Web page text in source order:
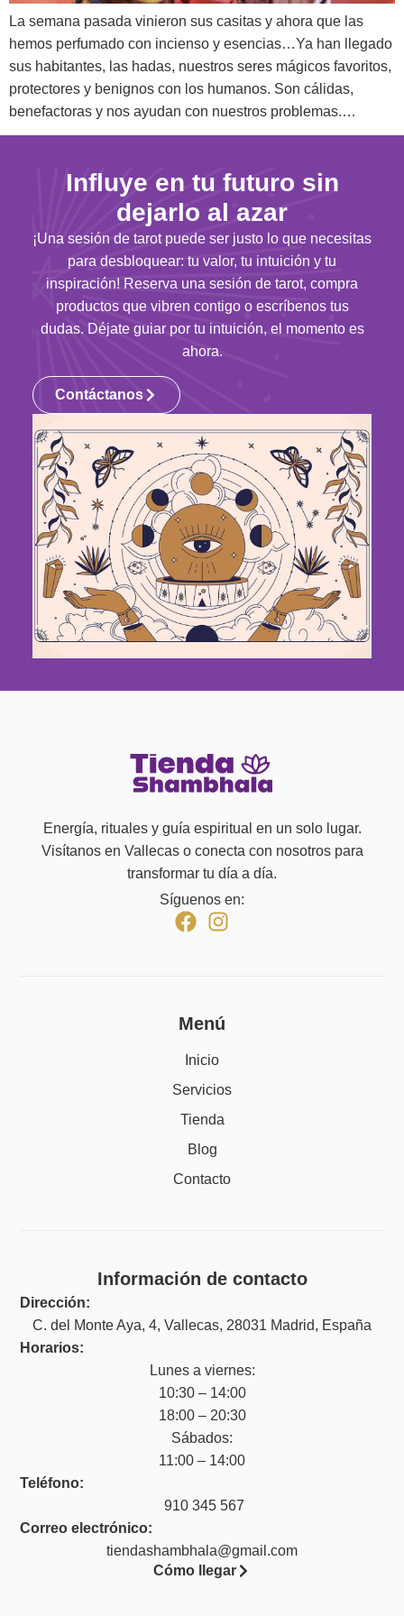
La semana pasada vinieron sus casitas y ahora que las
hemos perfumado con incienso y esencias…Ya han llegado
sus habitantes, las hadas, nuestros seres mágicos favoritos,
protectores y benignos con los humanos. Son cálidas,
benefactoras y nos ayudan con nuestros problemas.…
Influye en tu futuro sin
dejarlo al azar
¡Una sesión de tarot puede ser justo lo que necesitas
para desbloquear: tu valor, tu intuición y tu
inspiración! Reserva una sesión de tarot, compra
productos que vibren contigo o escríbenos tus
dudas. Déjate guiar por tu intuición, el momento es
ahora.
Contáctanos
Energía, rituales y guía espiritual en un solo lugar.
Visítanos en Vallecas o conecta con nosotros para
transformar tu día a día.
Síguenos en:
Menú
Inicio
Servicios
Tienda
Blog
Contacto
Información de contacto
Dirección:
C. del Monte Aya, 4, Vallecas, 28031 Madrid, España
Horarios:
Lunes a viernes:
10:30 – 14:00
18:00 – 20:30
Sábados:
11:00 – 14:00
Teléfono:
910 345 567
Correo electrónico:
tiendashambhala@gmail.com
Cómo llegar